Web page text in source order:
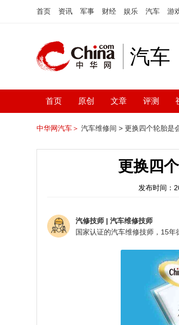
首页 资讯 军事 财经 娱乐 汽车 游
汽车
首页 原创 文章 评测
中华网汽车＞ 汽车维修间 > 更换四个轮胎是
更换四
发布时间：
汽修技师 | 汽车维修技师